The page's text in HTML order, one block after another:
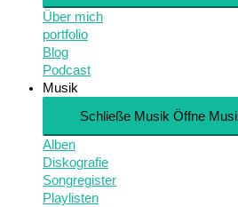
Über mich
portfolio
Blog
Podcast
Musik
Schließe Musik Öffne
Alben
Diskografie
Songregister
Playlisten